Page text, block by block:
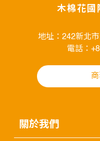
木棉花國
地址：242新北
電話：
關於我們